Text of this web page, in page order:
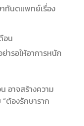
ทันตแพทย์เรื่อง
อน
ารอให้อาการหนัก
อาจสร้างความ
ต้องรักษาราก